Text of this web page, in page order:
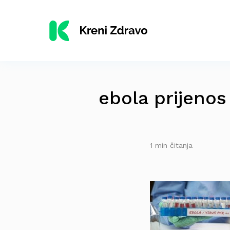
ebola prijenos
1 min čitanja